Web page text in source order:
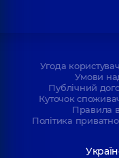
Угода
Умови
Публічний
Куточок
Правила
Політика